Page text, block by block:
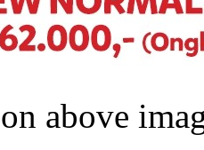
above